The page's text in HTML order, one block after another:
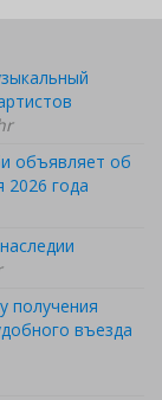
объявляет об
2026 года
получения
въезда